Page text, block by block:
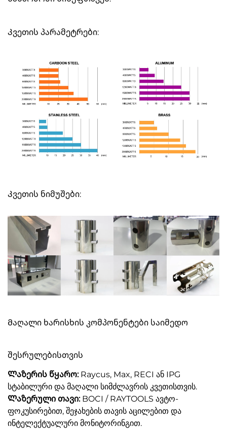
Კვეთის პარამეტრები:
Კვეთის ნიმუშები:
Მაღალი ხარისხის კომპონენტები საიმედო
შესრულებისთვის
Ლაზერის წყარო: Raycus, Max, RECI ან IPG
სტაბილური და მაღალი სიმძლავრის კვეთისთვის.
Ლაზერული თავი: BOCI / RAYTOOLS ავტო-
ფოკუსირებით, შეჯახების თავის აცილებით და
ინტელექტუალური მონიტორინგით.